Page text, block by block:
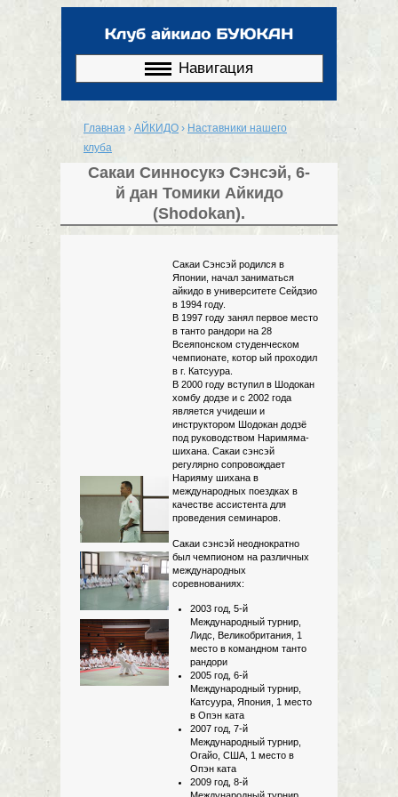
основному
Навигация
Вы здесь
Главная › АЙКИДО › Наставники нашего
клуба
Сакаи Синносукэ Сэнсэй, 6-
й дан Томики Айкидо
(Shodokan).
Сакаи Сэнсэй родился в
Японии, начал заниматься
айкидо в университете Сейдзио
в 1994 году.
В 1997 году занял первое место
в танто рандори на 28
Всеяпонском студенческом
чемпионате, котор ый проходил
в г. Катсуура.
В 2000 году вступил в Шодокан
хомбу додзе и с 2002 года
является учидеши и
инструктором Шодокан додзё
под руководством Наримяма-
шихана. Сакаи сэнсэй
регулярно сопровождает
Нарияму шихана в
международных поездках в
качестве ассистента для
проведения семинаров.
Сакаи сэнсэй неоднократно
был чемпионом на различных
международных
соревнованиях:
2003 год, 5-й
Международный турнир,
Лидс, Великобритания, 1
место в командном танто
рандори
2005 год, 6-й
Международный турнир,
Катсуура, Япония, 1 место
в Опэн ката
2007 год, 7-й
Международный турнир,
Огайо, США, 1 место в
Опэн ката
2009 год, 8-й